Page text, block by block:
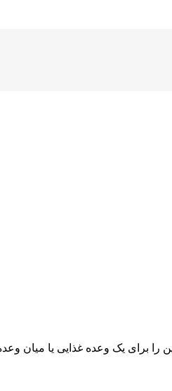
برای یک وعده غذایی یا میان